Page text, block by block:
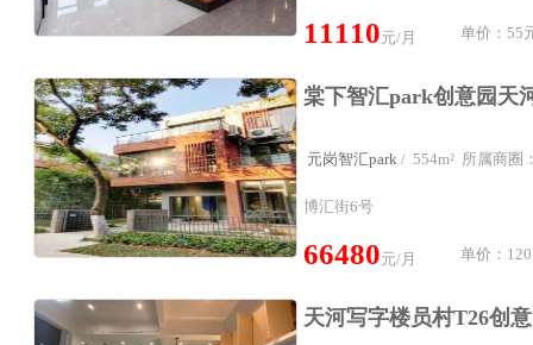
11110元/月 单价：55
元岗智汇park / 554m² 所属商圈
博汇街6号
66480元/月 单价：120